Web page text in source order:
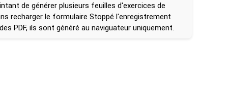
de générer plusieurs feuilles d'exercices de
recharger le formulaire Stoppé l'enregistrement
PDF, ils sont généré au naviguateur uniquement.